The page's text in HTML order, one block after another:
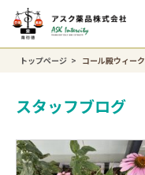
トップページ コール殿ウィーク
スタッフブログ